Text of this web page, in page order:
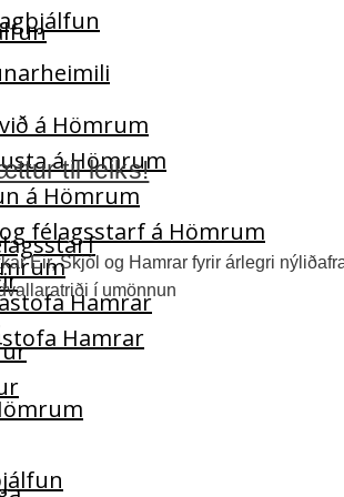
á Hömrum
á Hömrum
á Hömrum
félagsstarf á Hömrum
Hamrar
Hamrar
til leiks!
Eir, Skjól og Hamrar fyrir árlegri
í umönnun